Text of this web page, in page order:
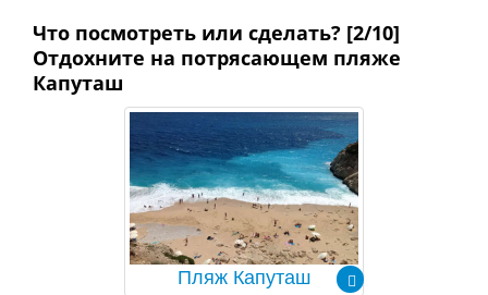
Что посмотреть или сделать? [2/10]
Отдохните на потрясающем пляже
Капуташ
Пляж Капуташ